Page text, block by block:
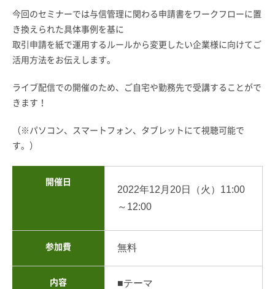
今回のセミナーでは与信管理に関わる申請書をワークフローに置
き換えられた具体事例を基に
取引申請を紙で運用するルールから変更したい企業様に向けてご
活用方法をお伝えします。
ライブ配信での開催のため、ご自宅や勤務先で受講することがで
きます！
（※パソコン、スマートフォン、タブレットにて視聴可能で
す。）
開催日
2022年12月20日（火） 11:00
～12:00
参加費 無料
内容
■テーマ